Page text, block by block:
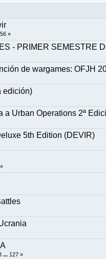
56 »
- PRIMER SEMESTRE
de wargames: OFJH
edición)
a Urban Operations 2ª
5th Edition (DEVIR)
»
... 127 »